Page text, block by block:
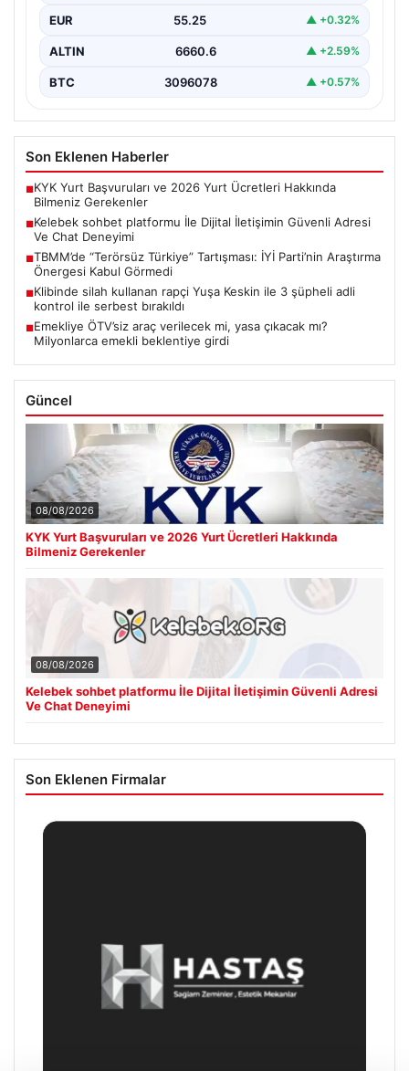
EUR 55.25 ▲ +0.32%
ALTIN 6660.6 ▲ +2.59%
BTC 3096078 ▲ +0.57%
Son Eklenen Haberler
■KYK Yurt Başvuruları ve 2026 Yurt Ücretleri Hakkında
Bilmeniz Gerekenler
■Kelebek sohbet platformu İle Dijital İletişimin Güvenli Adresi
Ve Chat Deneyimi
■TBMM’de “Terörsüz Türkiye” Tartışması: İYİ Parti’nin Araştırma
Önergesi Kabul Görmedi
■Klibinde silah kullanan rapçi Yuşa Keskin ile 3 şüpheli adli
kontrol ile serbest bırakıldı
■Emekliye ÖTV’siz araç verilecek mi, yasa çıkacak mı?
Milyonlarca emekli beklentiye girdi
Güncel
08/08/2026
KYK Yurt Başvuruları ve 2026 Yurt Ücretleri Hakkında
Bilmeniz Gerekenler
08/08/2026
Kelebek sohbet platformu İle Dijital İletişimin Güvenli Adresi
Ve Chat Deneyimi
Son Eklenen Firmalar